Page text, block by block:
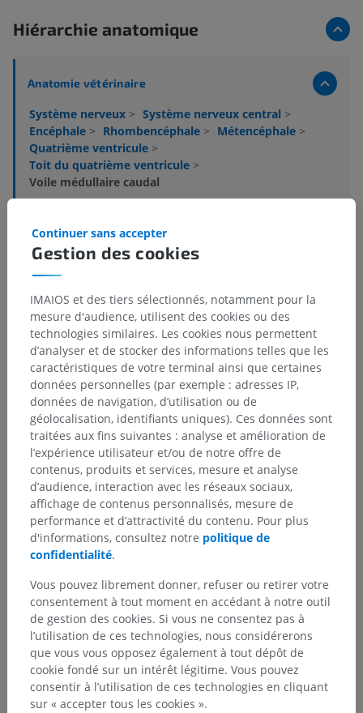
Hiérarchie anatomique
Anatomie vétérinaire
Système nerveux > Système nerveux central >
Encéphale > Rhombencéphale > Métencéphale >
Quatrième ventricule >
Toit du quatrième ventricule >
Voile médullaire caudal
sous-jacente
Anatomie comparée chez l’homme
Traductions
Vous avez vu une erreur ?
N’hésitez pas à nous suggérer une correction, une
traduction, une amélioration de contenu.
Signaler un problème
TÉLÉCHARGEZ L'APPLI
Gestion des cookies
Continuer sans accepter
IMAIOS et des tiers sélectionnés, notamment pour la
mesure d'audience, utilisent des cookies ou des
technologies similaires. Les cookies nous permettent
d’analyser et de stocker des informations telles que les
caractéristiques de votre terminal ainsi que certaines
données personnelles (par exemple : adresses IP,
données de navigation, d’utilisation ou de
géolocalisation, identifiants uniques). Ces données sont
traitées aux fins suivantes : analyse et amélioration de
l’expérience utilisateur et/ou de notre offre de
contenus, produits et services, mesure et analyse
d’audience, interaction avec les réseaux sociaux,
affichage de contenus personnalisés, mesure de
performance et d’attractivité du contenu. Pour plus
d'informations, consultez notre politique de
confidentialité.
Vous pouvez librement donner, refuser ou retirer votre
consentement à tout moment en accédant à notre outil
de gestion des cookies. Si vous ne consentez pas à
l’utilisation de ces technologies, nous considérerons
que vous vous opposez également à tout dépôt de
cookie fondé sur un intérêt légitime. Vous pouvez
consentir à l’utilisation de ces technologies en cliquant
sur « accepter tous les cookies ».